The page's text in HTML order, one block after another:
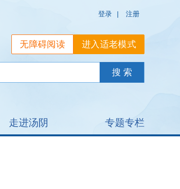
登录 | 注册
进入适老模式
无障碍阅读
走进汤阴 专题专栏